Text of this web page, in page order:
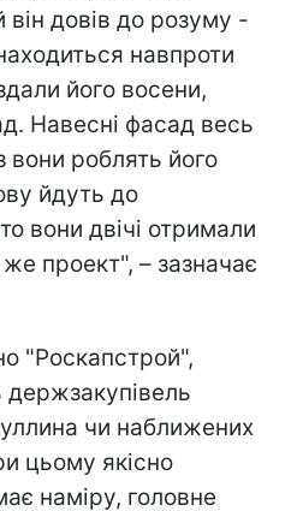
він довів до розуму -
навпроти
його восени,
Навесні фасад весь
вони роблять його
йдуть до
вони двічі отримали
проект", – зазначає
"Роскапстрой",
держзакупівель
чи наближених
цьому якісно
наміру, головне